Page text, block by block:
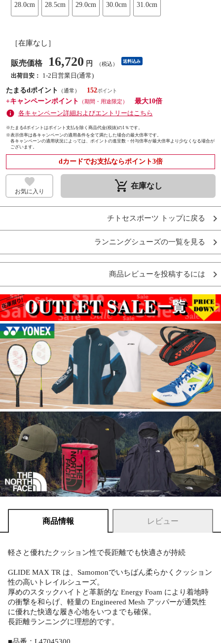
28.0cm 28.5cm 29.0cm 30.0cm 31.0cm
［在庫なし］
販売価格 16,720 円 （税込） 送料込み
出荷目安：
1-2日営業日(通常)
たまるdポイント
（通常）
152
+キャンペーンポイント
（期間・用途限定）
最大10倍
各キャンペーン詳細およびエントリーはこちら
※たまるdポイントはポイント支払を除く商品代金(税抜)の1％です。
※表示倍率は各キャンペーンの適用条件を全て満たした場合の最大倍率です。
各キャンペーンの適用状況によっては、ポイントの進呈数・付与倍率が最大倍率より少なくなる場合が
ございます。
dカードでお支払ならポイント3倍
お気に入り remove_shopping_cart 在庫なし
チトセスポーツ トップに戻る
ランニングシューズの一覧を見る
商品レビューを投稿するには
商品情報 レビュー
軽さと優れたクッション性で長距離でも快適さが持続
GLIDE MAX TR は、Samomonでいちばん柔らかくクッション
性の高いトレイルシューズ。
厚めのスタックハイトと革新的な Energy Foam により着地時
の衝撃を和らげ、軽量の Engineered Mesh アッパーが通気性
に優れた快適な履き心地をいつまでも確保。
長距離ランニングに理想的です。